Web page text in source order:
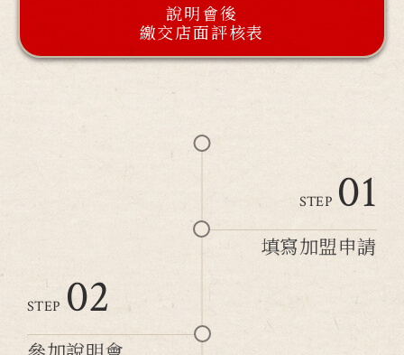
說明會後
繳交店面評核表
STEP 01
填寫加盟申請
STEP 02